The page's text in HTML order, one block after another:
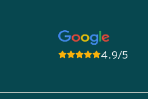
4.9/5